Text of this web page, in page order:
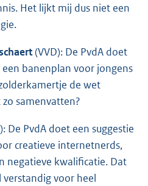
Het lijkt mij dus niet een
(VVD): De PvdA doet
een banenplan voor jongens
de wet
samenvatten?
De PvdA doet een suggestie
creatieve internetnerds,
negatieve kwalificatie. Dat
voor heel